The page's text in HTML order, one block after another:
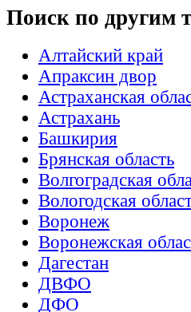
Поиск по другим
Алтайский край
Апраксин двор
Астраханская
Астрахань
Башкирия
Брянская область
Волгоградская
Вологодская
Воронеж
Воронежская
Дагестан
ДВФО
ДФО